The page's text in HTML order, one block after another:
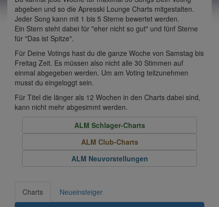
abgeben und so die Apresski Lounge Charts mitgestalten.
Jeder Song kann mit 1 bis 5 Sterne bewertet werden.
Ein Stern steht dabei für "eher nicht so gut" und fünf Sterne
für "Das ist Spitze".
Für Deine Votings hast du die ganze Woche von Samstag bis
Freitag Zeit. Es müssen also nicht alle 30 Stimmen auf
einmal abgegeben werden. Um am Voting teilzunehmen
musst du eingeloggt sein.
Für Titel die länger als 12 Wochen in den Charts dabei sind,
kann nicht mehr abgesimmt werden.
ALM Schlager-Charts
ALM Club-Charts
ALM Neuvorstellungen
Charts Neueinsteiger